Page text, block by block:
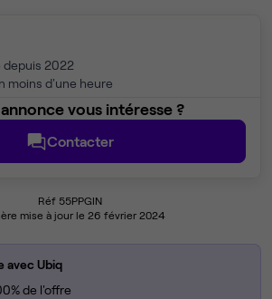
depuis 2022
moins d'une heure
vous intéresse ?
Contacter
Réf 55PPGIN
mise à jour le 26 février 2024
avec Ubiq
de l'offre